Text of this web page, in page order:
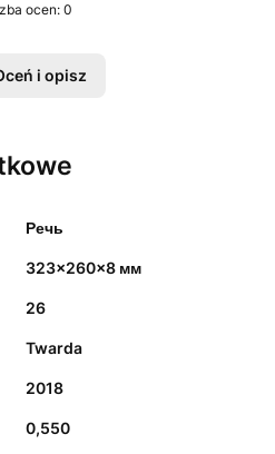
ocen: 0
i opisz
Речь
323x260x8 мм
26
Twarda
2018
0,550